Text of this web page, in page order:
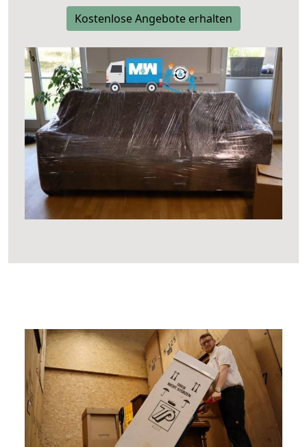
Kostenlose Angebote erhalten